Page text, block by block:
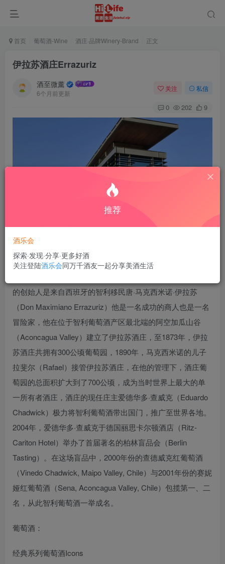
首页 葡萄酒-Wine 酒庄·品牌Winery-Brand 正文
伊拉苏酒庄Errazuriz
酒至微薰
6个月前更新
关注 私信
0 202 9
伊拉苏酒庄（Vina Errazuriz）位于智利的阿空加瓜谷
的创始人是来自西班牙的智利移民唐·马克西米诺·伊拉苏
（Don Maximiano Errazuriz）他是一名成功的商人也是一名
冒险家，他在位于智利葡萄酒产区最北端的阿空加瓜山谷
（Aconcagua Valley）建立了伊拉苏酒庄，至1873年，伊拉
苏酒庄共拥有300公顷葡萄园，1890年，马克西米诺的儿子
拉斐尔（Rafael）接管伊拉苏酒庄，在他的管理下，酒庄葡
萄园的总面积扩大到了700公顷，成为当时世界上最大的单
一所有者酒庄，酒庄的现任庄主爱德华多·查威克（Eduardo
Chadwick）极力将智利葡萄酒带出国门，推广至世界各地。
2004年，爱德华多·查威克于德国丽思卡尔顿酒店（Ritz-
Cariton Hotel）举办了首届著名的柏林盲品会（Berlin
Tasting）。在这场盲品中，2000年份的查德威克红葡萄酒
（Vinedo Chadwick, Maipo Valley, Chile）与2001年份的赛妮
娅红葡萄酒（Sena, Aconcagua Valley, Chile）包揽第一、二
名，从此智利葡萄酒一举成名。
葡萄酒：
经典系列葡萄酒Icons
推荐
酒乐会
探索·发现·分享·更多好酒
关注登陆酒乐会同万千酒友一起分享美酒生活